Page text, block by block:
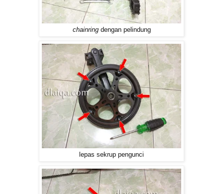
chainringdengan pelindung
lepas sekrup pengunci